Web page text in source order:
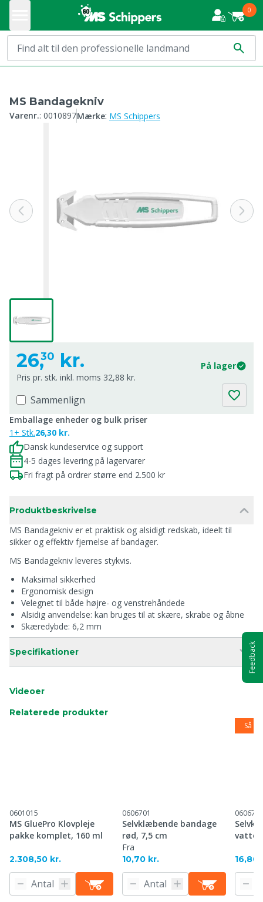
0
MS Bandagekniv
Varenr.: 0010897Mærke: MS Schippers
26,30 kr.
På lager
Pris pr. stk. inkl. moms 32,88 kr.
Sammenlign
Emballage enheder og bulk priser
1+ Stk.26,30 kr.
Dansk kundeservice og support
4-5 dages levering på lagervarer
Fri fragt på ordrer større end 2.500 kr
Produktbeskrivelse
MS Bandagekniv er et praktisk og alsidigt redskab, ideelt til
sikker og effektiv fjernelse af bandager.
MS Bandagekniv leveres stykvis.
Maksimal sikkerhed
Ergonomisk design
Velegnet til både højre- og venstrehåndede
Alsidig anvendelse: kan bruges til at skære, skrabe og åbne
Skæredybde: 6,2 mm
Specifikationer
Videoer
Relaterede produkter
0601015
MS GluePro Klovpleje
pakke komplet, 160 ml
2.308,50 kr.
0606701
Selvklæbende bandage
rød, 7,5 cm
Fra
10,70 kr.
Så
0606702
16,80
Feedback